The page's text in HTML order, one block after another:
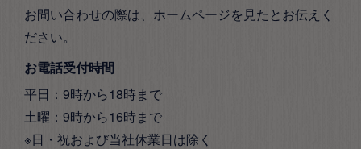
お問い合わせの際は、ホームページを見たとお伝えく
ださい。
お電話受付時間
平日：9時から18時まで
土曜：9時から16時まで
※日・祝および当社休業日は除く